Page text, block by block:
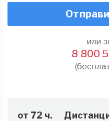
или
8 800
от 72 ч.